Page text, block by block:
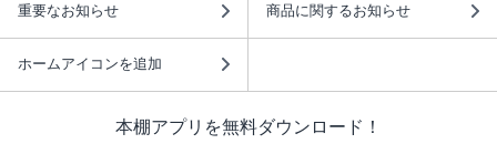
重要なお知らせ 商品に関するお知らせ
ホームアイコンを追加
本棚アプリを無料ダウンロード！